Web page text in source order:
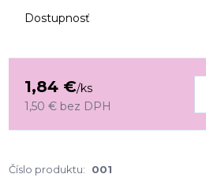
Dostupnosť
1,84 €/ks
1,50 € bez DPH
Číslo produktu: 001